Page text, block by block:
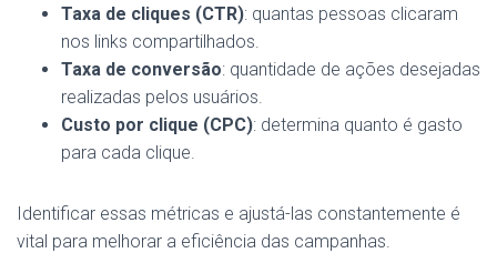
Taxa de cliques (CTR): quantas pessoas clicaram
nos links compartilhados.
Taxa de conversão: quantidade de ações desejadas
realizadas pelos usuários.
Custo por clique (CPC): determina quanto é gasto
para cada clique.
Identificar essas métricas e ajustá-las constantemente é
vital para melhorar a eficiência das campanhas.